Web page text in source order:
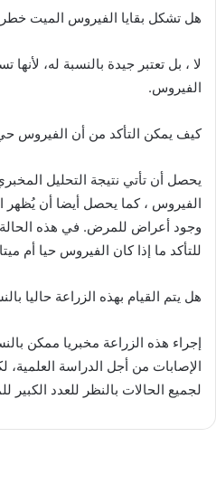
هل تشكل بقايا الفيروس الميت
لا ، بل تعتبر جيدة بالنسبة له،
الفيروس.
كيف يمكن التأكد من أن الفيروس
يحصل أن تأتي نتيجة التحليل
الفيروس ، كما يحصل أيضا أن يُظهر
وجود أعراض للمرض. في هذه الحالة
للتأكد ما إذا كان الفيروس حيا أم
هل يتم القيام بهذه الزراعة حاليا
إجراء هذه الزراعة مخبريا ممكن
الإصابات من أجل الدراسة العلمية،
لجميع الحالات بالنظر للعدد الكبير